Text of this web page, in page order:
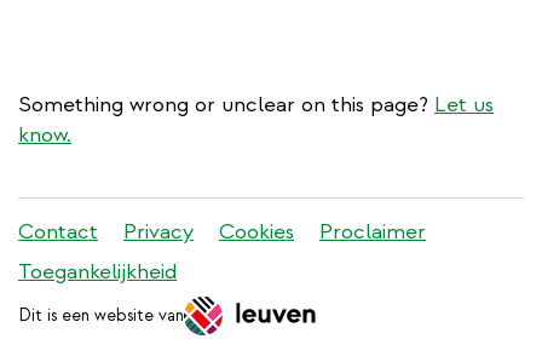
Something wrong or unclear on this page? Let us
know.
Stadleuven
footer
menu
Contact Privacy Cookies
Proclaimer
Toegankelijkheid
Dit is een website van